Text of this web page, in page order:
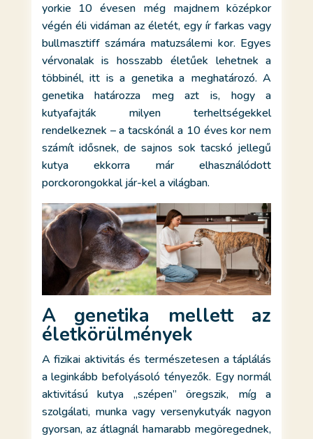
yorkie 10 évesen még majdnem középkor
végén éli vidáman az életét, egy ír farkas vagy
bullmasztiff számára matuzsálemi kor. Egyes
vérvonalak is hosszabb életűek lehetnek a
többinél, itt is a genetika a meghatározó. A
genetika határozza meg azt is, hogy a
kutyafajták milyen terheltségekkel
rendelkeznek – a tacskónál a 10 éves kor nem
számít idősnek, de sajnos sok tacskó jellegű
kutya ekkorra már elhasználódott
porckorongokkal jár-kel a világban.
A genetika mellett az
életkörülmények
A fizikai aktivitás és természetesen a táplálás
a leginkább befolyásoló tényezők. Egy normál
aktivitású kutya „szépen” öregszik, míg a
szolgálati, munka vagy versenykutyák nagyon
gyorsan, az átlagnál hamarabb megöregednek,